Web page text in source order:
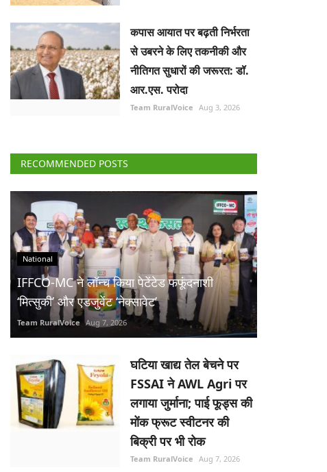
कपास आयात पर बढ़ती निर्भरता
से उबरने के लिए तकनीकी और
नीतिगत सुधारों की जरूरत: डॉ.
आर.एस. परोदा
Team RuralVoice Aug 3, 2026
RECOMMENDED POSTS
National
IFFCO-MC ने लॉन्च किया पेटेंटेड फफूंदनाशी
‘मित्सुकी’ और एडजुवेंट ‘नेक्सावेट’
Team RuralVoice Aug 7, 2026
घटिया खाद्य तेल बेचने पर
FSSAI ने AWL Agri पर
लगाया जुर्माना; पाई फूड्स की
मोंक फ्रूट स्वीटनर की
बिक्री पर भी रोक
Team RuralVoice Aug 7, 2026